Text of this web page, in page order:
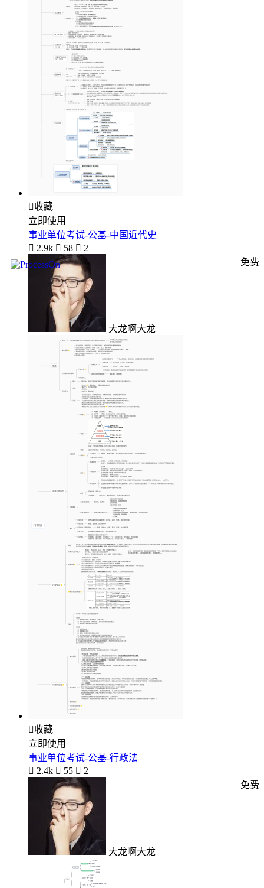
收藏
立即使用
事业单位考试-公基-中国近代史
 2.9k  58  2
大龙啊大龙
免费
收藏
立即使用
事业单位考试-公基-行政法
 2.4k  55  2
大龙啊大龙
免费